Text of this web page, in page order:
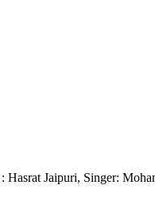
Jaipuri, Singer: